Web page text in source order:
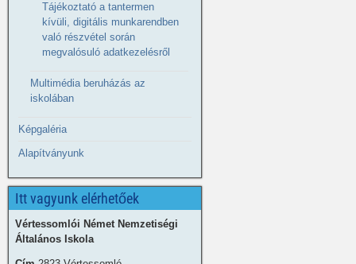
Tájékoztató a tantermen
kívüli, digitális munkarendben
való részvétel során
megvalósuló adatkezelésről
Multimédia beruházás az
iskolában
Képgaléria
Alapítványunk
Itt vagyunk elérhetőek
Vértessomlói Német Nemzetiségi
Általános Iskola